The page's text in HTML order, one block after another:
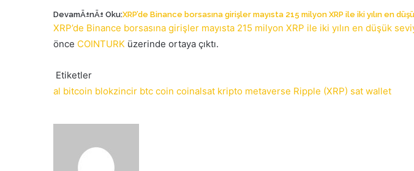
DevamÄ±nÄ± Oku:XRP’de Binance borsasına girişler mayısta 215 milyon XRP ile iki yılın en
XRP’de Binance borsasına girişler mayısta 215 milyon XRP ile iki yılın en düşük
önce COINTURK üzerinde ortaya çıktı.
Etiketler
al bitcoin blokzincir btc coin coinalsat kripto metaverse Ripple (XRP) sat wallet